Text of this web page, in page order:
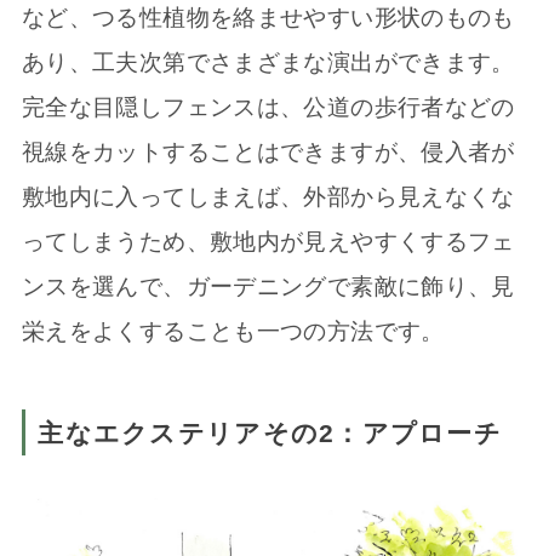
など、つる性植物を絡ませやすい形状のものも
あり、工夫次第でさまざまな演出ができます。
完全な目隠しフェンスは、公道の歩行者などの
視線をカットすることはできますが、侵入者が
敷地内に入ってしまえば、外部から見えなくな
ってしまうため、敷地内が見えやすくするフェ
ンスを選んで、ガーデニングで素敵に飾り、見
栄えをよくすることも一つの方法です。
主なエクステリアその2：アプローチ